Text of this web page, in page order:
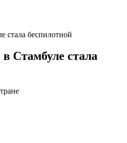
стала беспилотной
Стамбуле стала